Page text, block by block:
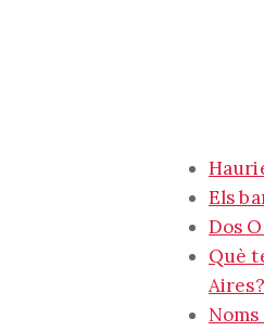
Els
Dos
Què
Aires?